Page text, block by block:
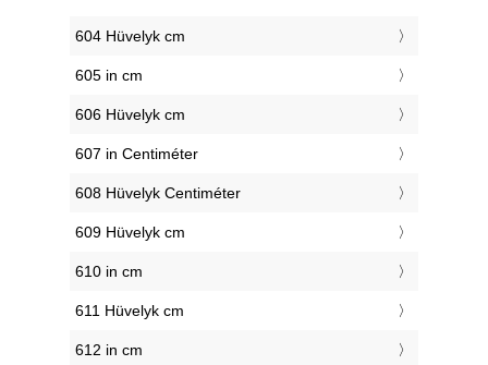
604 Hüvelyk cm
605 in cm
606 Hüvelyk cm
607 in Centiméter
608 Hüvelyk Centiméter
609 Hüvelyk cm
610 in cm
611 Hüvelyk cm
612 in cm